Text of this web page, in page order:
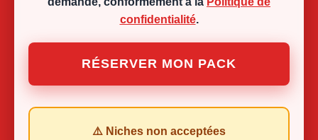
confidentialité.
RÉSERVER MON PACK
⚠️ Niches non acceptées